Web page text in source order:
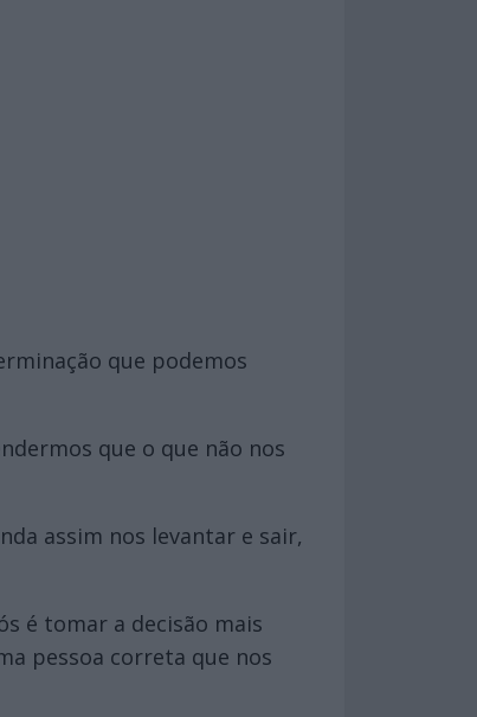
que podemos
que o que não nos
assim nos levantar e sair,
é tomar a decisão mais
pessoa correta que nos